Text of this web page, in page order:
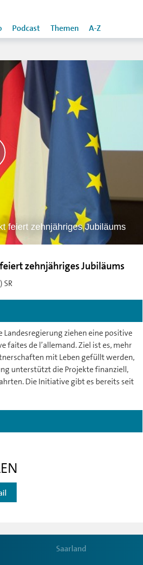
Podcast Themen A-Z
feiert zehnjähriges Jubiläums
zehnjähriges Jubiläums
ziehen eine positive
faites de l’allemand. Ziel ist es, mehr
mit Leben gefüllt werden,
unterstützt die Projekte finanziell,
Die Initiative gibt es bereits seit
Saarland